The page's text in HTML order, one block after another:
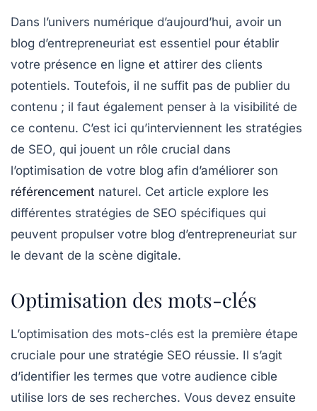
Dans l’univers numérique d’aujourd’hui, avoir un
blog d’entrepreneuriat est essentiel pour établir
votre présence en ligne et attirer des clients
potentiels. Toutefois, il ne suffit pas de publier du
contenu ; il faut également penser à la visibilité de
ce contenu. C’est ici qu’interviennent les stratégies
de SEO, qui jouent un rôle crucial dans
l’optimisation de votre blog afin d’améliorer son
référencement naturel. Cet article explore les
différentes stratégies de SEO spécifiques qui
peuvent propulser votre blog d’entrepreneuriat sur
le devant de la scène digitale.
Optimisation des mots-clés
L’optimisation des mots-clés est la première étape
cruciale pour une stratégie SEO réussie. Il s’agit
d’identifier les termes que votre audience cible
utilise lors de ses recherches. Vous devez ensuite